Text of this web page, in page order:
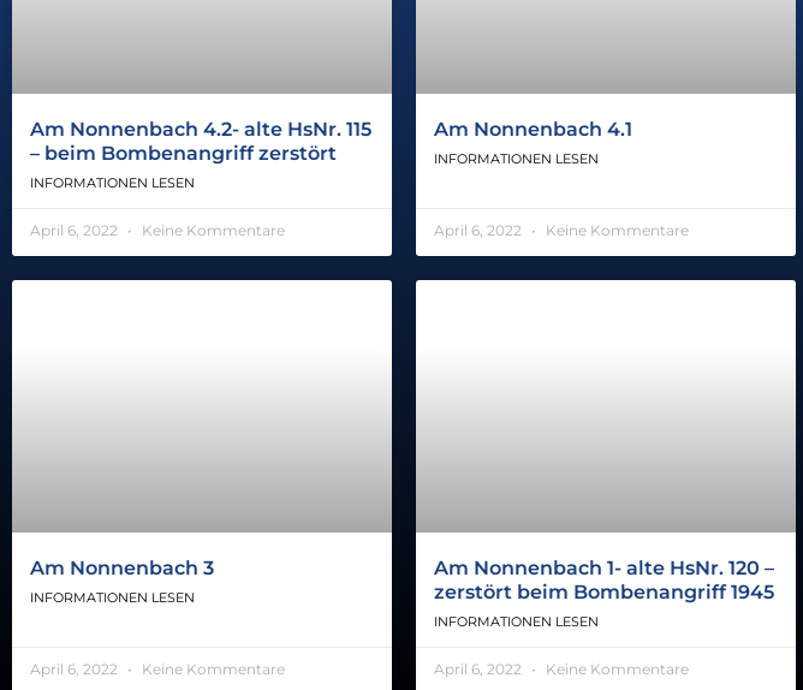
Am Nonnenbach 4.2- alte HsNr. 115
– beim Bombenangriff zerstört
INFORMATIONEN LESEN
April 6, 2022 Keine Kommentare
Am Nonnenbach 4.1
INFORMATIONEN LESEN
April 6, 2022 Keine Kommentare
Am Nonnenbach 3
INFORMATIONEN LESEN
April 6, 2022 Keine Kommentare
Am Nonnenbach 1- alte HsNr. 120 –
zerstört beim Bombenangriff 1945
INFORMATIONEN LESEN
April 6, 2022 Keine Kommentare